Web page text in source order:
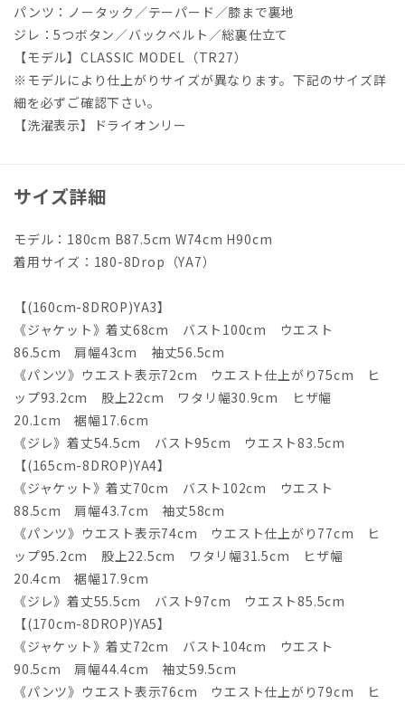
パンツ：ノータック／テーパード／膝まで裏地
ジレ：5つボタン／バックベルト／総裏仕立て
【モデル】CLASSIC MODEL（TR27）
※モデルにより仕上がりサイズが異なります。下記のサイズ詳
細を必ずご確認下さい。
【洗濯表示】ドライオンリー
サイズ詳細
モデル：180cm B87.5cm W74cm H90cm
着用サイズ：180-8Drop（YA7）
【(160cm-8DROP)YA3】
《ジャケット》着丈68cm バスト100cm ウエスト
86.5cm 肩幅43cm 袖丈56.5cm
《パンツ》ウエスト表示72cm ウエスト仕上がり75cm ヒ
ップ93.2cm 股上22cm ワタリ幅30.9cm ヒザ幅
20.1cm 裾幅17.6cm
《ジレ》着丈54.5cm バスト95cm ウエスト83.5cm
【(165cm-8DROP)YA4】
《ジャケット》着丈70cm バスト102cm ウエスト
88.5cm 肩幅43.7cm 袖丈58cm
《パンツ》ウエスト表示74cm ウエスト仕上がり77cm ヒ
ップ95.2cm 股上22.5cm ワタリ幅31.5cm ヒザ幅
20.4cm 裾幅17.9cm
《ジレ》着丈55.5cm バスト97cm ウエスト85.5cm
【(170cm-8DROP)YA5】
《ジャケット》着丈72cm バスト104cm ウエスト
90.5cm 肩幅44.4cm 袖丈59.5cm
《パンツ》ウエスト表示76cm ウエスト仕上がり79cm ヒ